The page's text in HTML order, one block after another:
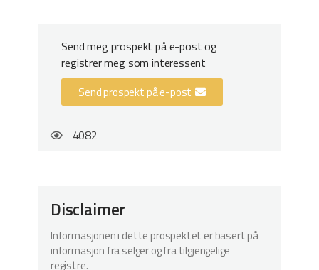
Send meg prospekt på e-post og
registrer meg som interessent
Send prospekt på e-post
4082
Disclaimer
Informasjonen i dette prospektet er basert på
informasjon fra selger og fra tilgjengelige
registre.